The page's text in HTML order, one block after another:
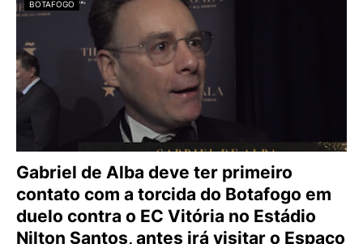
BOTAFOGO
Gabriel de Alba deve ter primeiro
contato com a torcida do Botafogo em
duelo contra o EC Vitória no Estádio
Nilton Santos, antes irá visitar o Espaço